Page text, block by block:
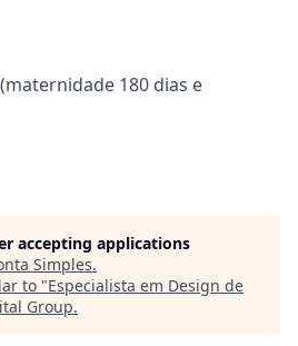
180 dias e
accepting applications
Simples.
to "Especialista em Design de
Group.